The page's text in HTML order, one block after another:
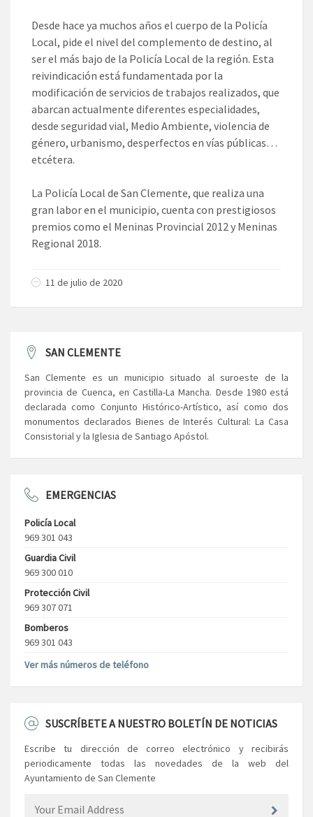
Desde hace ya muchos años el cuerpo de la Policía
Local, pide el nivel del complemento de destino, al
ser el más bajo de la Policía Local de la región. Esta
reivindicación está fundamentada por la
modificación de servicios de trabajos realizados, que
abarcan actualmente diferentes especialidades,
desde seguridad vial, Medio Ambiente, violencia de
género, urbanismo, desperfectos en vías públicas…
etcétera.
La Policía Local de San Clemente, que realiza una
gran labor en el municipio, cuenta con prestigiosos
premios como el Meninas Provincial 2012 y Meninas
Regional 2018.
11 de julio de 2020
SAN CLEMENTE
San Clemente es un municipio situado al suroeste de la
provincia de Cuenca, en Castilla-La Mancha. Desde 1980 está
declarada como Conjunto Histórico-Artístico, así como dos
monumentos declarados Bienes de Interés Cultural: La Casa
Consistorial y la Iglesia de Santiago Apóstol.
EMERGENCIAS
Policía Local
969 301 043
Guardia Civil
969 300 010
Protección Civil
969 307 071
Bomberos
969 301 043
Ver más números de teléfono
SUSCRÍBETE A NUESTRO BOLETÍN DE NOTICIAS
Escribe tu dirección de correo electrónico y recibirás
periodicamente todas las novedades de la web del
Ayuntamiento de San Clemente